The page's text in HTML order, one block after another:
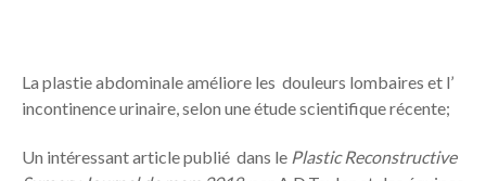
La plastie abdominale améliore les douleurs lombaires et l’
incontinence urinaire, selon une étude scientifique récente;
Un intéressant article publié dans le Plastic Reconstructive